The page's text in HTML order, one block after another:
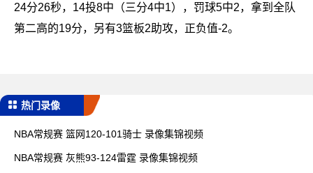
24分26秒，14投8中（三分4中1），罚球5中2，拿到全队
第二高的19分，另有3篮板2助攻，正负值-2。
热门录像
NBA常规赛 篮网120-101骑士 录像集锦视频
NBA常规赛 灰熊93-124雷霆 录像集锦视频